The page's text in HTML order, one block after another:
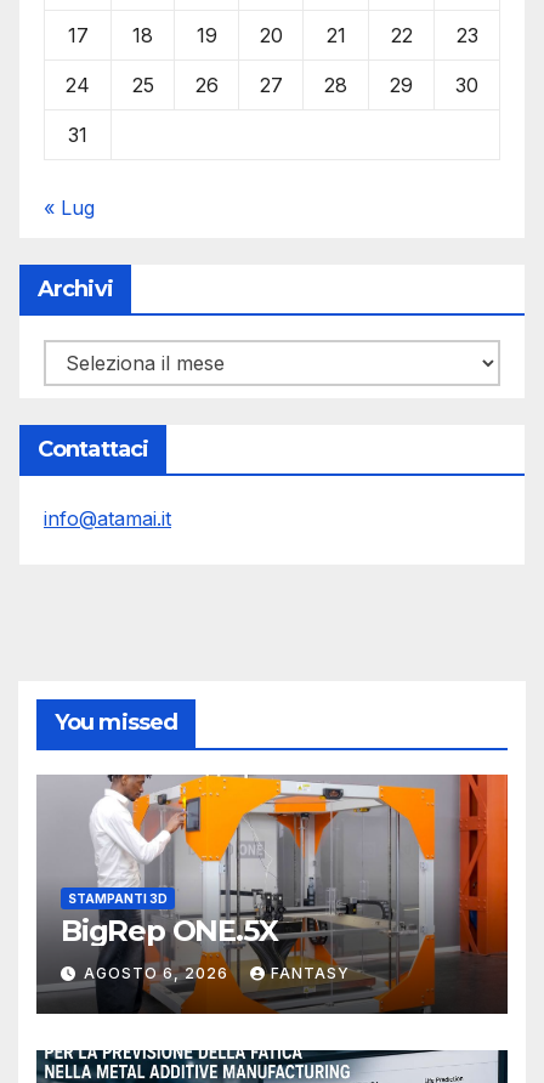
17 18 19 20 21 22 23
24 25 26 27 28 29 30
31
« Lug
Archivi
Archivi
Contattaci
info@atamai.it
You missed
STAMPANTI 3D
BigRep ONE.5X
AGOSTO 6, 2026 FANTASY